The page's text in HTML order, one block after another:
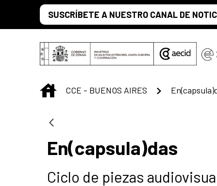
Saltar al contenido principal
SUSCRÍBETE A NUESTRO CANAL DE
INICIO
CCE - BUENOS AIRES
En(capsula)das
Ciclo de piezas